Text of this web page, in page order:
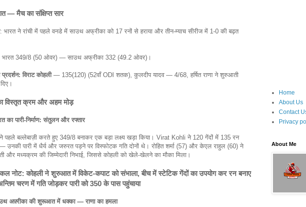
— मैच का संक्षिप्त सार
: भारत ने रांची में पहले वनडे में साउथ अफ्रीका को 17 रनों से हराया और तीन-म्याच सीरीज में 1-0 की बढ़त
भारत 349/8 (50 ओवर) — साउथ अफ्रीका 332 (49.2 ओवर)।
विराट कोहली— 135(120) (52वाँ ODI शतक), कुलदीप यादव — 4/68, हर्षित राणा ने शुरुआती
विस्तृत क्रम और अहम मोड़
का पारी-निर्माण: संतुलन और रफ्तार
पहले बल्लेबाज़ी करते हुए 349/8 बनाकर एक बड़ा लक्ष्य खड़ा किया। Virat Kohli ने 120 गेंदों में 135 रन
उनकी पारी में धैर्य और जरुरत पड़ने पर विस्फोटक गति दोनों थे। रोहित शर्मा (57) और केएल राहुल (60) ने
और मध्यक्रम की जिम्मेदारी निभाई, जिससे कोहली को खेले-खेलने का मौका मिला।
नोट: कोहली ने शुरुआत में विकेट-कपाट को संभाला, बीच में स्टेटिक गेंदों का उपयोग कर रन बनाए
चरण में गति जोड़कर पारी को 350 के पास पहुंचाया
अफ़्रीका की शुरूआत में धक्का — राणा का हमला
Home
About Us
Contact
Privacy
About Me